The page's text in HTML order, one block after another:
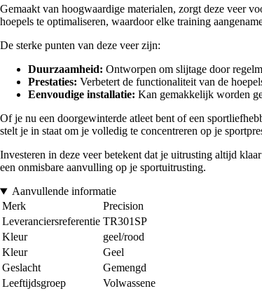
Gemaakt van hoogwaardige materialen, zorgt deze veer
hoepels te optimaliseren, waardoor elke training
De sterke punten van deze veer zijn:
Duurzaamheid: Ontworpen om slijtage door
Prestaties: Verbetert de functionaliteit van de
Eenvoudige installatie: Kan gemakkelijk worden
Of je nu een doorgewinterde atleet bent of een
stelt je in staat om je volledig te concentreren op je
Investeren in deze veer betekent dat je uitrusting altijd
een onmisbare aanvulling op je sportuitrusting.
Aanvullende informatie
Merk
Precision
Leveranciersreferentie TR301SP
Kleur
geel/rood
Kleur
Geel
Geslacht
Gemengd
Leeftijdsgroep
Volwassene